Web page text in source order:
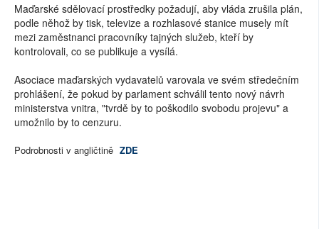
Maďarské sdělovací prostředky požadují, aby vláda zrušila plán,
podle něhož by tisk, televize a rozhlasové stanice musely mít
mezi zaměstnanci pracovníky tajných služeb, kteří by
kontrolovali, co se publikuje a vysílá.
Asociace maďarských vydavatelů varovala ve svém středečním
prohlášení, že pokud by parlament schválil tento nový návrh
ministerstva vnitra, "tvrdě by to poškodilo svobodu projevu" a
umožnilo by to cenzuru.
Podrobnosti v angličtině ZDE